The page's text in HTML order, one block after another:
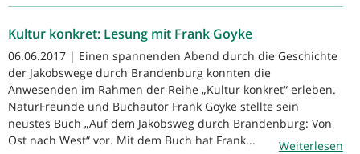
Kultur konkret: Lesung mit Frank Goyke
06.06.2017 | Einen spannenden Abend durch die Geschichte
der Jakobswege durch Brandenburg konnten die
Anwesenden im Rahmen der Reihe „Kultur konkret“ erleben.
NaturFreunde und Buchautor Frank Goyke stellte sein
neustes Buch „Auf dem Jakobsweg durch Brandenburg: Von
Ost nach West“ vor. Mit dem Buch hat Frank...
Weiterlesen